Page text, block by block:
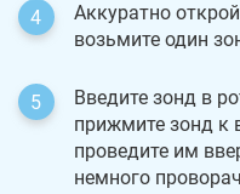
Аккуратно
возьмите один
Введите зонд в
прижмите зонд к
проведите им
немного